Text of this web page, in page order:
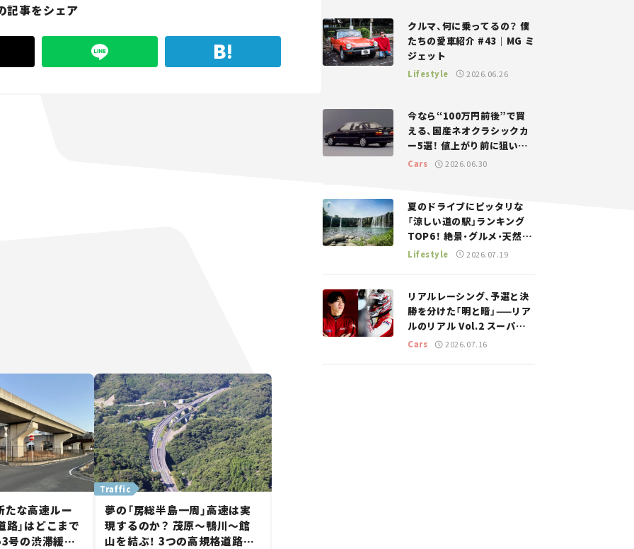
記事をシェア
たな高速ルー
路」はどこまで
号の渋滞緩和
Traffic
夢の「房総半島一周」高速は実
現するのか？ 茂原～鴨川～館
山を結ぶ！ 3つの高規格道路計
クルマ、何に乗ってるの？ 僕
たちの愛車紹介 #43｜MG ミ
ジェット
Lifestyle 2026.06.26
今なら“100万円前後”で買
える、国産ネオクラシックカ
ー5選！ 値上がり前に狙いた
い、中古車探しをお手伝い――ち
Cars 2026.06.30
夏のドライブにピッタリな
「涼しい道の駅」ランキング
TOP6！ 絶景・グルメ・天然ク
ーラーなど、避暑におすすめ
Lifestyle 2026.07.19
リアルレーシング、予選と決
勝を分けた「明と暗」——リア
ルのリアル Vol.2 スーパー
GT 2026開幕戦 岡山国際サ
Cars 2026.07.16